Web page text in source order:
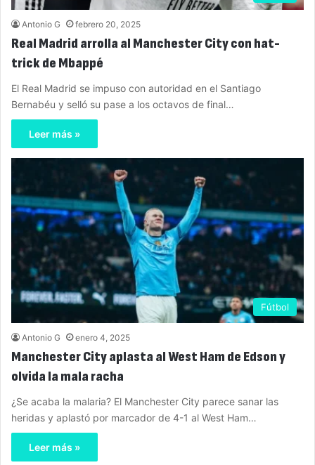
Antonio G febrero 20, 2025
Real Madrid arrolla al Manchester City con hat-
trick de Mbappé
El Real Madrid se impuso con autoridad en el Santiago
Bernabéu y selló su pase a los octavos de final…
Leer más »
Fútbol
Antonio G enero 4, 2025
Manchester City aplasta al West Ham de Edson y
olvida la mala racha
¿Se acaba la malaria? El Manchester City parece sanar las
heridas y aplastó por marcador de 4-1 al West Ham…
Leer más »